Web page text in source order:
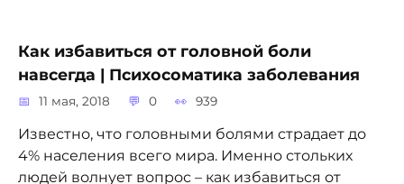
Как избавиться от головной боли
навсегда | Психосоматика заболевания
11 мая, 2018 0 939
Известно, что головными болями страдает до
4% населения всего мира. Именно стольких
людей волнует вопрос – как избавиться от